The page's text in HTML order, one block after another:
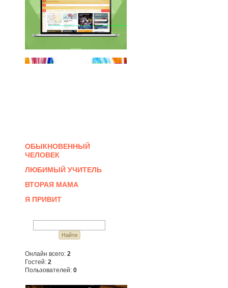
ОБЫКНОВЕННЫЙ
ЧЕЛОВЕК
ЛЮБИМЫЙ УЧИТЕЛЬ
ВТОРАЯ МАМА
Я ПРИВИТ
Онлайн всего: 2
Гостей: 2
Пользователей: 0